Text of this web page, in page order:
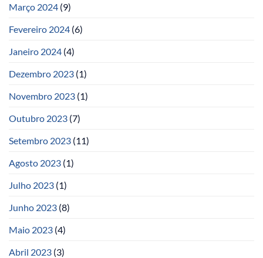
Março 2024 (9)
Fevereiro 2024 (6)
Janeiro 2024 (4)
Dezembro 2023 (1)
Novembro 2023 (1)
Outubro 2023 (7)
Setembro 2023 (11)
Agosto 2023 (1)
Julho 2023 (1)
Junho 2023 (8)
Maio 2023 (4)
Abril 2023 (3)